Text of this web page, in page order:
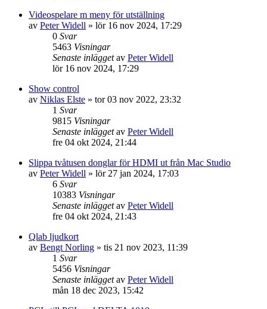
Videospelare m meny för utställning
av Peter Widell » lör 16 nov 2024, 17:29
0 Svar
5463 Visningar
Senaste inläggetav Peter Widell
lör 16 nov 2024, 17:29
Show control
av Niklas Elste » tor 03 nov 2022, 23:32
1 Svar
9815 Visningar
Senaste inläggetav Peter Widell
fre 04 okt 2024, 21:44
Slippa tvåtusen donglar för HDMI ut från Mac Studio
av Peter Widell » lör 27 jan 2024, 17:03
6 Svar
10383 Visningar
Senaste inläggetav Peter Widell
fre 04 okt 2024, 21:43
Qlab ljudkort
av Bengt Norling » tis 21 nov 2023, 11:39
1 Svar
5456 Visningar
Senaste inläggetav Peter Widell
mån 18 dec 2023, 15:42